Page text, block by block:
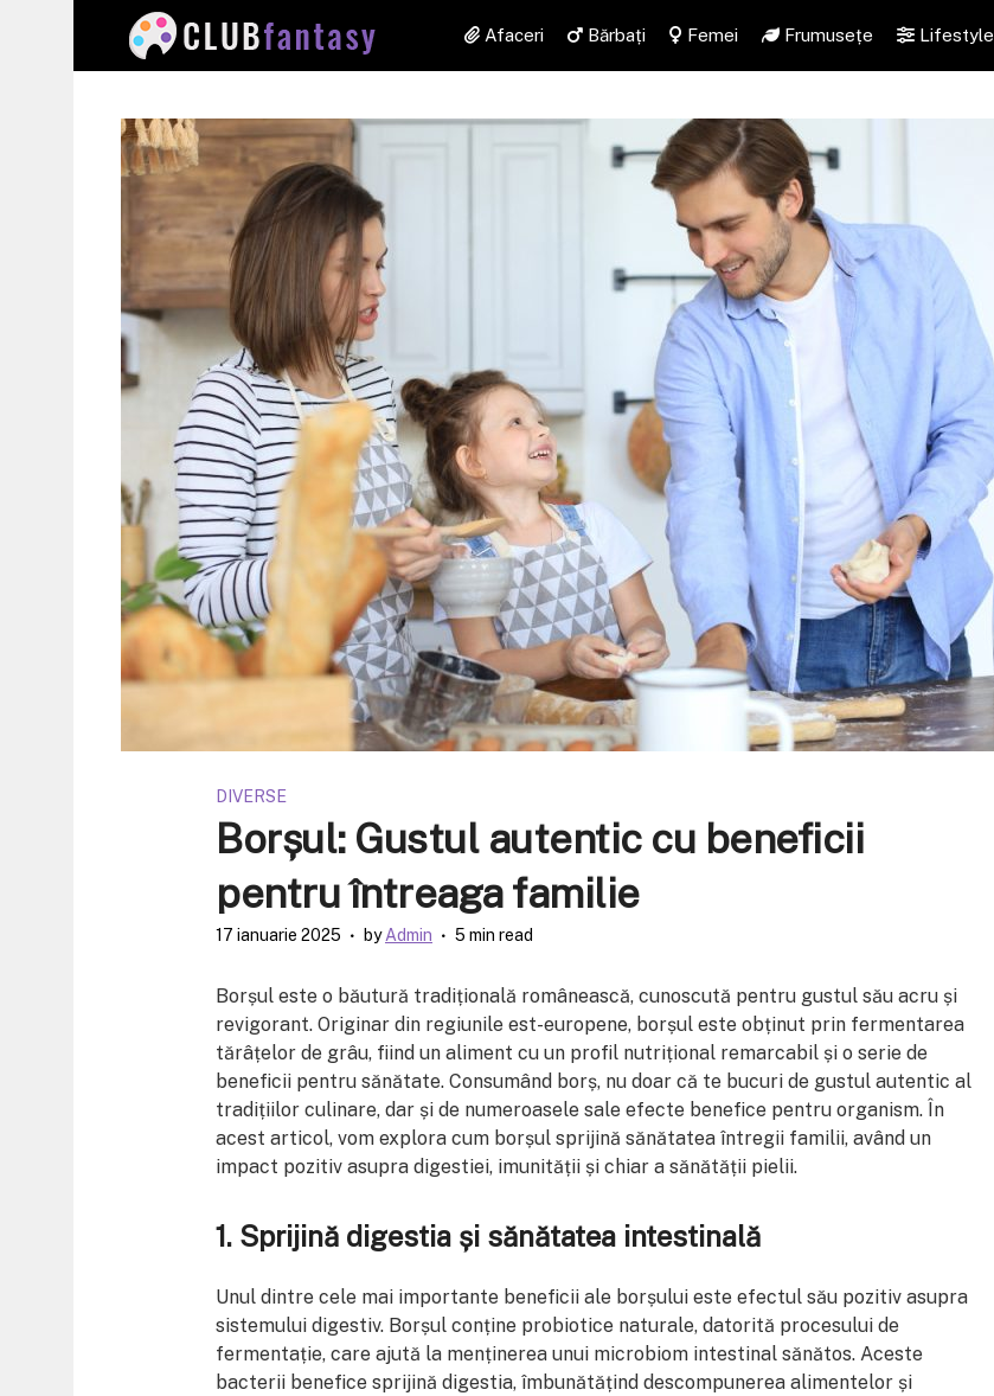
Afaceri Bărbați Femei Frumusețe Lifestyle
DIVERSE
Borșul: Gustul autentic cu beneficii
pentru întreaga familie
17 ianuarie 2025 byAdmin 5 min read
Borșul este o băutură tradițională românească, cunoscută pentru gustul său acru și
revigorant. Originar din regiunile est-europene, borșul este obținut prin fermentarea
tărâțelor de grâu, fiind un aliment cu un profil nutrițional remarcabil și o serie de
beneficii pentru sănătate. Consumând borș, nu doar că te bucuri de gustul autentic al
tradițiilor culinare, dar și de numeroasele sale efecte benefice pentru organism. În
acest articol, vom explora cum borșul sprijină sănătatea întregii familii, având un
impact pozitiv asupra digestiei, imunității și chiar a sănătății pielii.
1. Sprijină digestia și sănătatea intestinală
Unul dintre cele mai importante beneficii ale borșului este efectul său pozitiv asupra
sistemului digestiv. Borșul conține probiotice naturale, datorită procesului de
fermentație, care ajută la menținerea unui microbiom intestinal sănătos. Aceste
bacterii benefice sprijină digestia, îmbunătățind descompunerea alimentelor și